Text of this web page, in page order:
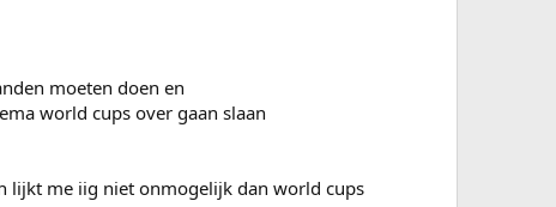
moeten doen en
world cups over gaan slaan
lijkt me iig niet onmogelijk dan world cups